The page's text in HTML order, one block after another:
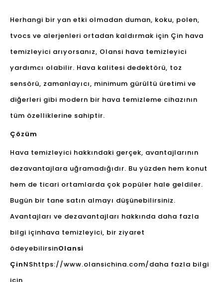
Herhangi bir yan etki olmadan duman, koku, polen,
tvocs ve alerjenleri ortadan kaldırmak için Çin hava
temizleyici arıyorsanız, Olansi hava temizleyici
yardımcı olabilir. Hava kalitesi dedektörü, toz
sensörü, zamanlayıcı, minimum gürültü üretimi ve
diğerleri gibi modern bir hava temizleme cihazının
tüm özelliklerine sahiptir.
Çözüm
Hava temizleyici hakkındaki gerçek, avantajlarının
dezavantajlara uğramadığıdır. Bu yüzden hem konut
hem de ticari ortamlarda çok popüler hale geldiler.
Bugün bir tane satın almayı düşünebilirsiniz.
Avantajları ve dezavantajları hakkında daha fazla
bilgi içinhava temizleyici, bir ziyaret
ödeyebilirsinOlansi
ÇinNShttps://www.olansichina.com/daha fazla bilgi